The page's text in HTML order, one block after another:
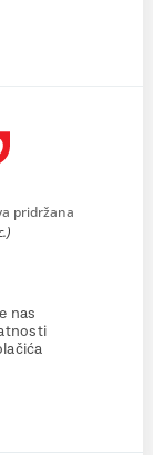
pridržana
nas